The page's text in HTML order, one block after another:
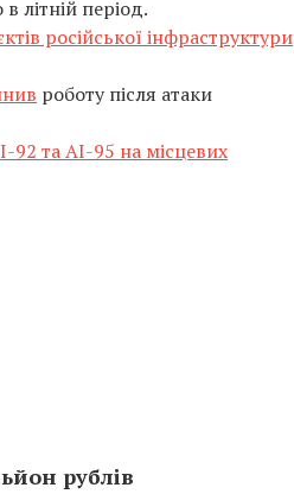
літній період.
російської інфраструктури
роботу після атаки
92 та АІ-95 на місцевих
рублів